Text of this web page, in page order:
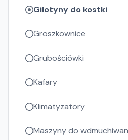
Gilotyny do kostki
Groszkownice
Grubościówki
Kafary
Klimatyzatory
Maszyny do